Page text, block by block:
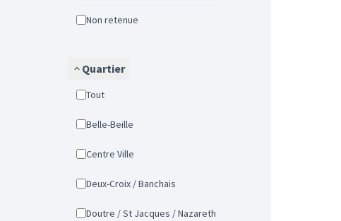
Non retenue
Quartier
Tout
Belle-Beille
Centre Ville
Deux-Croix / Banchais
Doutre / St Jacques / Nazareth